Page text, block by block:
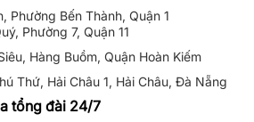
Phường Bến Thành, Quận 1
Phường 7, Quận 11
Hàng Buồm, Quận Hoàn Kiếm
Thứ, Hải Châu 1, Hải Châu, Đà Nẵng
tổng đài 24/7